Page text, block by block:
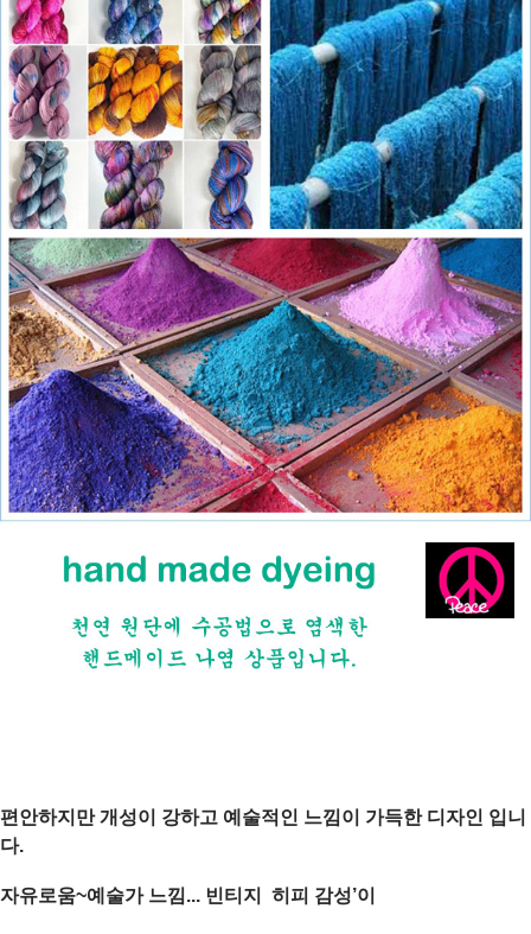
편안하지만 개성이 강하고 예술적인 느낌이 가득한 디자인 입니
다.
자유로움~예술가 느낌... 빈티지 히피 감성’이